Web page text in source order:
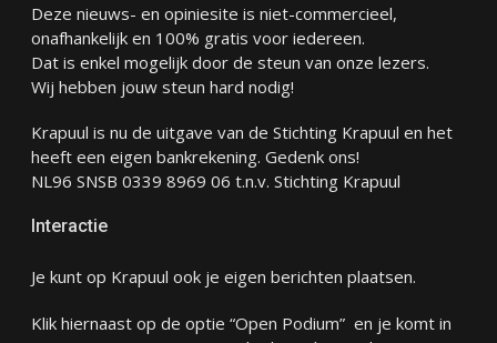
Deze nieuws- en opiniesite is niet-commercieel,
onafhankelijk en 100% gratis voor iedereen.
Dat is enkel mogelijk door de steun van onze lezers.
Wij hebben jouw steun hard nodig!
Krapuul is nu de uitgave van de Stichting Krapuul en het
heeft een eigen bankrekening. Gedenk ons!
NL96 SNSB 0339 8969 06 t.n.v. Stichting Krapuul
Interactie
Je kunt op Krapuul ook je eigen berichten plaatsen.
Klik hiernaast op de optie “Open Podium” en je komt in